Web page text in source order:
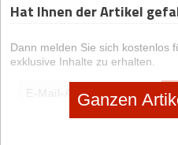
Hat Ihnen der Artikel
Dann melden Sie sich kostenlos
exklusive Inhalte zu erhalten.
Ganzen